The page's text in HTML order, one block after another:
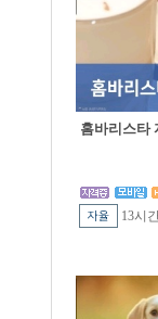
홈바리스타
13시